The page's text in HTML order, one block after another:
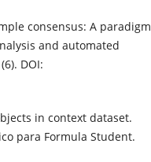
consensus: A paradigm
and automated
DOI:
in context dataset.
para Formula Student.